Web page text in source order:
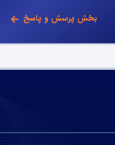
بخش پرسش و پاسخ